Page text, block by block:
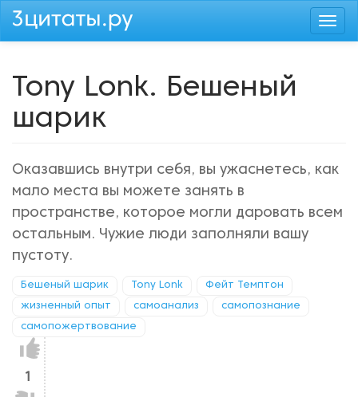
Перейти
Tony Lonk. Бешеный
шарик
Оказавшись внутри себя, вы ужаснетесь, как
мало места вы можете занять в
пространстве, которое могли даровать всем
остальным. Чужие люди заполняли вашу
пустоту.
Бешеный шарик Tony Lonk Фейт Темптон
жизненный опыт самоанализ самопознание
самопожертвование
Нравится!